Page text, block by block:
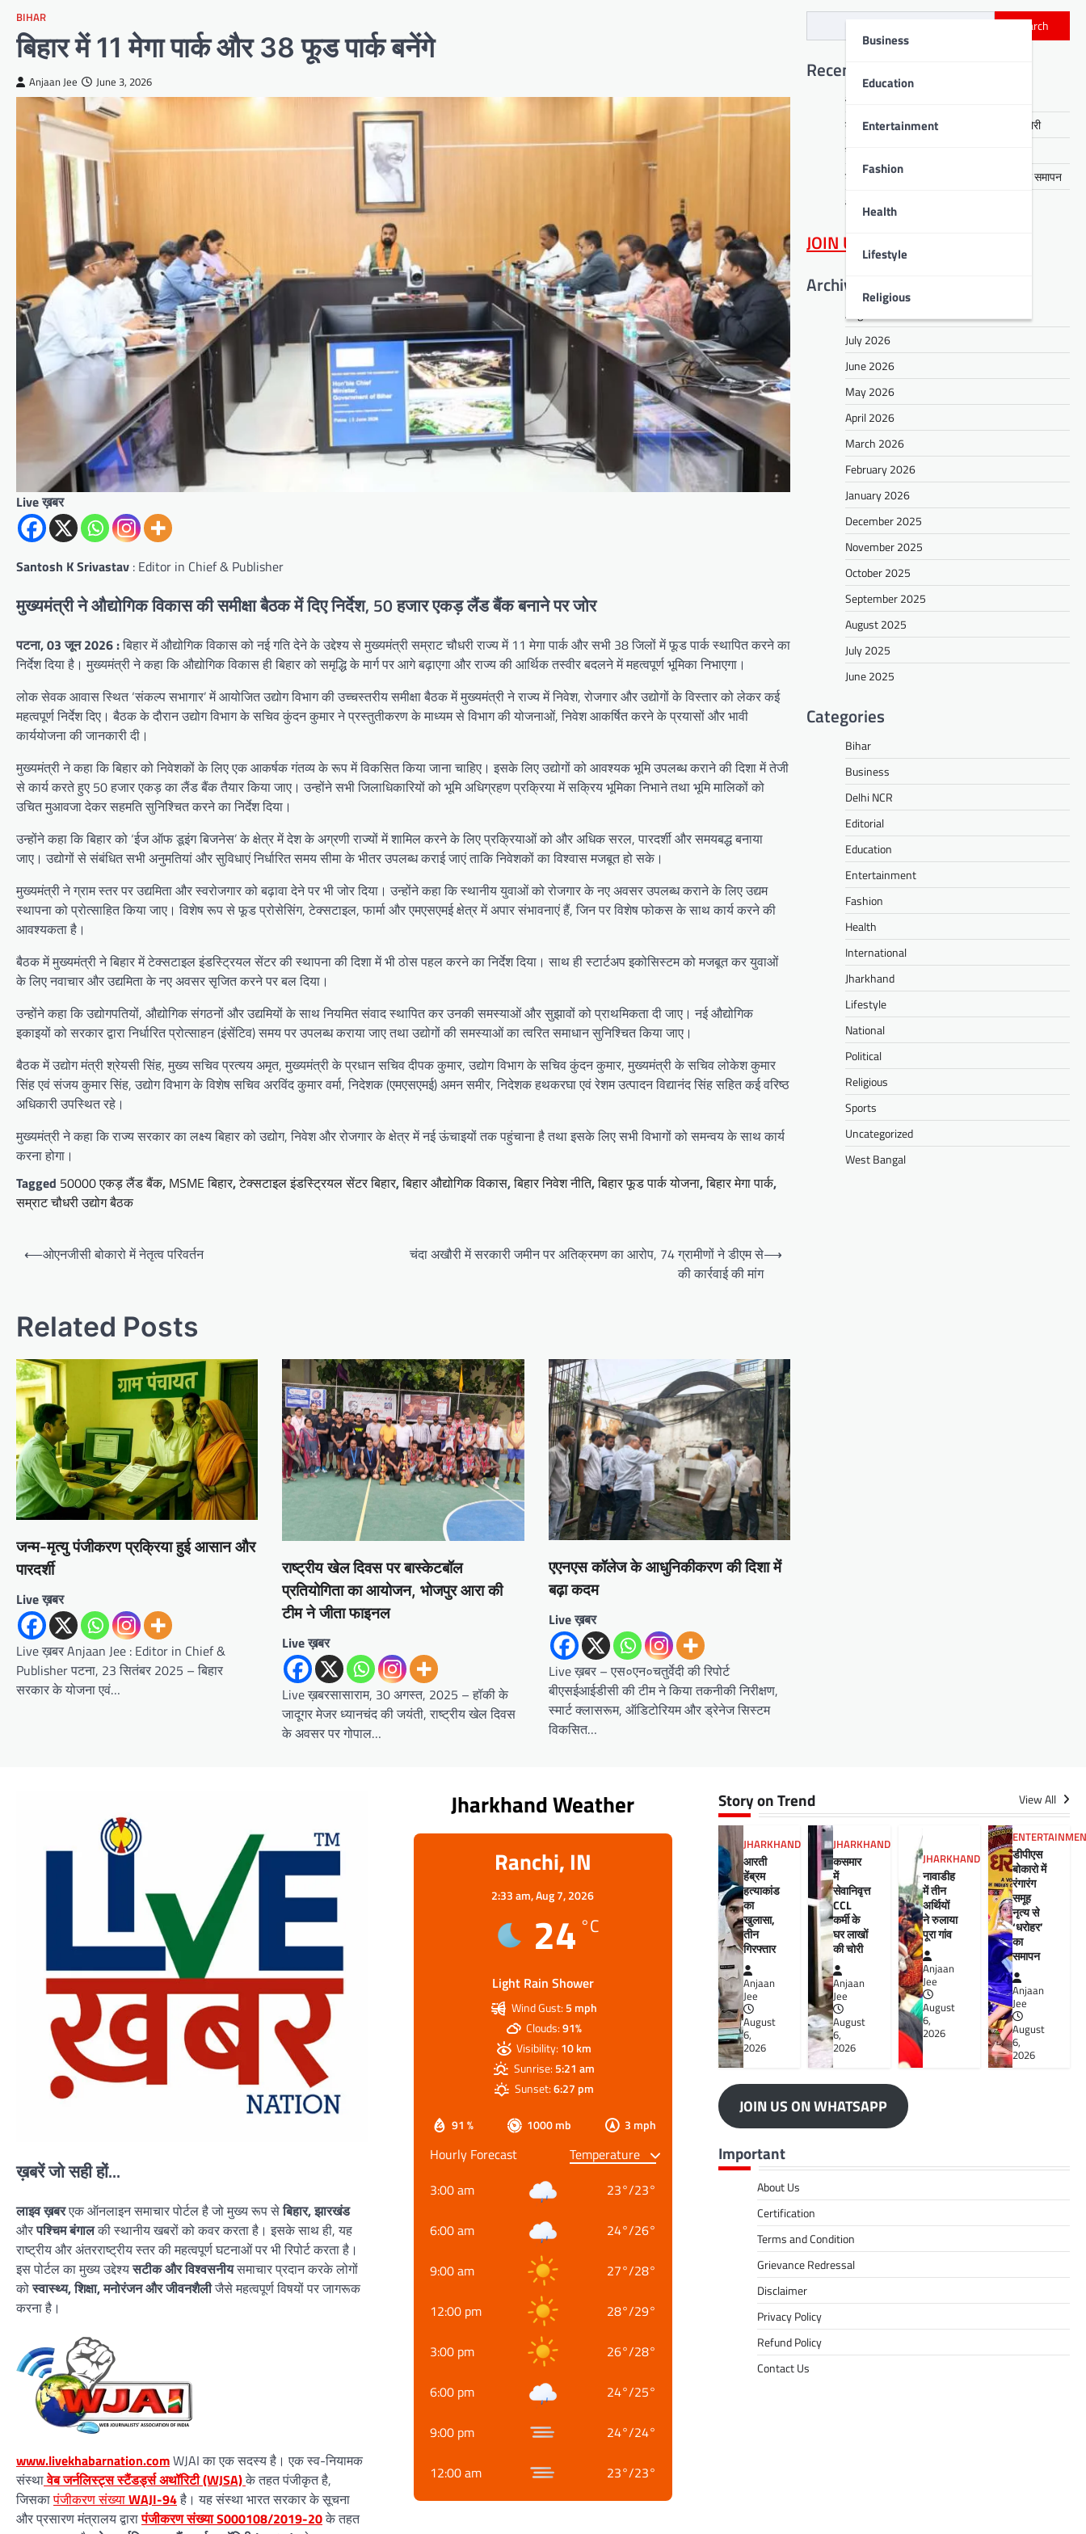
Business
Education
Entertainment
Fashion
Health
Lifestyle
Religious
BIHAR
बिहार में 11 मेगा पार्क और 38 फूड पार्क बनेंगे
Anjaan Jee June 3, 2026
Live ख़बर
Santosh K Srivastav : Editor in Chief & Publisher
मुख्यमंत्री ने औद्योगिक विकास की समीक्षा बैठक में दिए निर्देश, 50 हजार एकड़ लैंड बैंक बनाने पर जोर
पटना, 03 जून 2026 :बिहार में औद्योगिक विकास को नई गति देने के उद्देश्य से मुख्यमंत्री सम्राट चौधरी राज्य में 11 मेगा पार्क और सभी 38 जिलों में फूड पार्क स्थापित करने का
निर्देश दिया है। मुख्यमंत्री ने कहा कि औद्योगिक विकास ही बिहार को समृद्धि के मार्ग पर आगे बढ़ाएगा और राज्य की आर्थिक तस्वीर बदलने में महत्वपूर्ण भूमिका निभाएगा।
लोक सेवक आवास स्थित ‘संकल्प सभागार’ में आयोजित उद्योग विभाग की उच्चस्तरीय समीक्षा बैठक में मुख्यमंत्री ने राज्य में निवेश, रोजगार और उद्योगों के विस्तार को लेकर कई
महत्वपूर्ण निर्देश दिए। बैठक के दौरान उद्योग विभाग के सचिव कुंदन कुमार ने प्रस्तुतीकरण के माध्यम से विभाग की योजनाओं, निवेश आकर्षित करने के प्रयासों और भावी
कार्ययोजना की जानकारी दी।
मुख्यमंत्री ने कहा कि बिहार को निवेशकों के लिए एक आकर्षक गंतव्य के रूप में विकसित किया जाना चाहिए। इसके लिए उद्योगों को आवश्यक भूमि उपलब्ध कराने की दिशा में तेजी
से कार्य करते हुए 50 हजार एकड़ का लैंड बैंक तैयार किया जाए। उन्होंने सभी जिलाधिकारियों को भूमि अधिग्रहण प्रक्रिया में सक्रिय भूमिका निभाने तथा भूमि मालिकों को
उचित मुआवजा देकर सहमति सुनिश्चित करने का निर्देश दिया।
उन्होंने कहा कि बिहार को ‘ईज ऑफ डूइंग बिजनेस’ के क्षेत्र में देश के अग्रणी राज्यों में शामिल करने के लिए प्रक्रियाओं को और अधिक सरल, पारदर्शी और समयबद्ध बनाया
जाए। उद्योगों से संबंधित सभी अनुमतियां और सुविधाएं निर्धारित समय सीमा के भीतर उपलब्ध कराई जाएं ताकि निवेशकों का विश्वास मजबूत हो सके।
मुख्यमंत्री ने ग्राम स्तर पर उद्यमिता और स्वरोजगार को बढ़ावा देने पर भी जोर दिया। उन्होंने कहा कि स्थानीय युवाओं को रोजगार के नए अवसर उपलब्ध कराने के लिए उद्यम
स्थापना को प्रोत्साहित किया जाए। विशेष रूप से फूड प्रोसेसिंग, टेक्सटाइल, फार्मा और एमएसएमई क्षेत्र में अपार संभावनाएं हैं, जिन पर विशेष फोकस के साथ कार्य करने की
आवश्यकता है।
बैठक में मुख्यमंत्री ने बिहार में टेक्सटाइल इंडस्ट्रियल सेंटर की स्थापना की दिशा में भी ठोस पहल करने का निर्देश दिया। साथ ही स्टार्टअप इकोसिस्टम को मजबूत कर युवाओं
के लिए नवाचार और उद्यमिता के नए अवसर सृजित करने पर बल दिया।
उन्होंने कहा कि उद्योगपतियों, औद्योगिक संगठनों और उद्यमियों के साथ नियमित संवाद स्थापित कर उनकी समस्याओं और सुझावों को प्राथमिकता दी जाए। नई औद्योगिक
इकाइयों को सरकार द्वारा निर्धारित प्रोत्साहन (इंसेंटिव) समय पर उपलब्ध कराया जाए तथा उद्योगों की समस्याओं का त्वरित समाधान सुनिश्चित किया जाए।
बैठक में उद्योग मंत्री श्रेयसी सिंह, मुख्य सचिव प्रत्यय अमृत, मुख्यमंत्री के प्रधान सचिव दीपक कुमार, उद्योग विभाग के सचिव कुंदन कुमार, मुख्यमंत्री के सचिव लोकेश कुमार
सिंह एवं संजय कुमार सिंह, उद्योग विभाग के विशेष सचिव अरविंद कुमार वर्मा, निदेशक (एमएसएमई) अमन समीर, निदेशक हथकरघा एवं रेशम उत्पादन विद्यानंद सिंह सहित कई वरिष्ठ
अधिकारी उपस्थित रहे।
मुख्यमंत्री ने कहा कि राज्य सरकार का लक्ष्य बिहार को उद्योग, निवेश और रोजगार के क्षेत्र में नई ऊंचाइयों तक पहुंचाना है तथा इसके लिए सभी विभागों को समन्वय के साथ कार्य
करना होगा।
Tagged 50000 एकड़ लैंड बैंक, MSME बिहार,टेक्सटाइल इंडस्ट्रियल सेंटर बिहार,बिहार औद्योगिक विकास,बिहार निवेश नीति,बिहार फूड पार्क योजना,बिहार मेगा पार्क,
सम्राट चौधरी उद्योग बैठक
Post
⟵ओएनजीसी बोकारो में नेतृत्व परिवर्तन
चंदा अखौरी में सरकारी जमीन पर अतिक्रमण का आरोप, 74 ग्रामीणों ने डीएम से
की कार्रवाई की मांग
⟶
Related Posts
जन्म-मृत्यु पंजीकरण प्रक्रिया हुई आसान और
पारदर्शी
Live ख़बर
Live ख़बर Anjaan Jee : Editor in Chief &
Publisher पटना, 23 सितंबर 2025 – बिहार
सरकार के योजना एवं…
राष्ट्रीय खेल दिवस पर बास्केटबॉल
प्रतियोगिता का आयोजन, भोजपुर आरा की
टीम ने जीता फाइनल
Live ख़बर
Live ख़बरसासाराम, 30 अगस्त, 2025 – हॉकी के
जादूगर मेजर ध्यानचंद की जयंती, राष्ट्रीय खेल दिवस
के अवसर पर गोपाल…
एएनएस कॉलेज के आधुनिकीकरण की दिशा में
बढ़ा कदम
Live ख़बर
Live ख़बर – एस०एन०चतुर्वेदी की रिपोर्ट
बीएसईआईडीसी की टीम ने किया तकनीकी निरीक्षण,
स्मार्ट क्लासरूम, ऑडिटोरियम और ड्रेनेज सिस्टम
विकसित…
Search
Recent Posts
आरती हेंब्रम हत्याकांड का खुलासा, तीन गिरफ्तार
कसमार में सेवानिवृत्त CCL कर्मी के घर लाखों की चोरी
नावाडीह में तीन अर्थियों ने रुलाया पूरा गांव
डीपीएस बोकारो में रंगारंग समूह नृत्य से ‘धरोहर’ का समापन
आईआईटी पटना में नशा मुक्ति का संदेश
JOIN US
Archives
August 2026
July 2026
June 2026
May 2026
April 2026
March 2026
February 2026
January 2026
December 2025
November 2025
October 2025
September 2025
August 2025
July 2025
June 2025
Categories
Bihar
Business
Delhi NCR
Editorial
Education
Entertainment
Fashion
Health
International
Jharkhand
Lifestyle
National
Political
Religious
Sports
Uncategorized
West Bangal
ख़बरें जो सही हों...
लाइव ख़बरएक ऑनलाइन समाचार पोर्टल है जो मुख्य रूप सेबिहार, झारखंड
औरपश्चिम बंगालकी स्थानीय खबरों को कवर करता है। इसके साथ ही, यह
राष्ट्रीय और अंतरराष्ट्रीय स्तर की महत्वपूर्ण घटनाओं पर भी रिपोर्ट करता है।
इस पोर्टल का मुख्य उद्देश्यसटीक और विश्वसनीयसमाचार प्रदान करके लोगों
कोस्वास्थ्य, शिक्षा, मनोरंजन और जीवनशैलीजैसे महत्वपूर्ण विषयों पर जागरूक
करना है।
www.livekhabarnation.comWJAI का एक सदस्य है। एक स्व-नियामक
संस्थावेब जर्नलिस्ट्स स्टैंडर्ड्स अथॉरिटी (WJSA)के तहत पंजीकृत है,
जिसकापंजीकरण संख्याWAJI-94है। यह संस्था भारत सरकार के सूचना
और प्रसारण मंत्रालय द्वारापंजीकरण संख्या S000108/2019-20के तहत
Jharkhand Weather
Ranchi, IN
2:33 am,Aug 7, 2026
24 °C
Light Rain Shower
91 % 1000 mb 3 mph
Wind Gust:5 mph
Clouds:91%
Visibility:10 km
Sunrise:5:21 am
Sunset:6:27 pm
Hourly Forecast
3:00 am
23°/23°
6:00 am 24°/26°
9:00 am 27°/28°
12:00 pm 28°/29°
3:00 pm 26°/28°
6:00 pm 24°/25°
9:00 pm 24°/24°
12:00 am 23°/23°
Story on Trend View All
JHARKHAND
आरती
हेंब्रम
हत्याकांड
का
खुलासा,
तीन
गिरफ्तार
Anjaan
Jee
August
6,
2026
JHARKHAND
कसमार
में
सेवानिवृत्त
CCL
कर्मी के
घर लाखों
की चोरी
Anjaan
Jee
August
6,
2026
JHARKHAND
नावाडीह
में तीन
अर्थियों
ने रुलाया
पूरा गांव
Anjaan
Jee
August
6,
2026
डीपीएस
बोकारो में
रंगारंग
समूह
नृत्य से
‘धरोहर’
का
समापन
Anjaan
Jee
August
6,
2026
JOIN US ON WHATSAPP
Important
About Us
Certification
Terms and Condition
Grievance Redressal
Disclaimer
Privacy Policy
Refund Policy
Contact Us